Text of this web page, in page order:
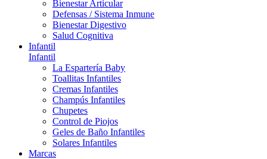
Bienestar Articular
Defensas / Sistema Inmune
Bienestar Digestivo
Salud Cognitiva
Infantil
Infantil
La Espartería Baby
Toallitas Infantiles
Cremas Infantiles
Champús Infantiles
Chupetes
Control de Piojos
Geles de Baño Infantiles
Solares Infantiles
Marcas